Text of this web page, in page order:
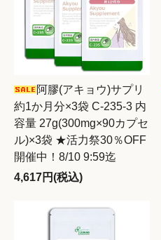
阿膠(アキョウ)サプリ
約1か月分×3袋 C-235-3 内
容量 27g(300mg×90カプセ
ル)×3袋 ★活力祭30％OFF
開催中！8/10 9:59迄
4,617円(税込)